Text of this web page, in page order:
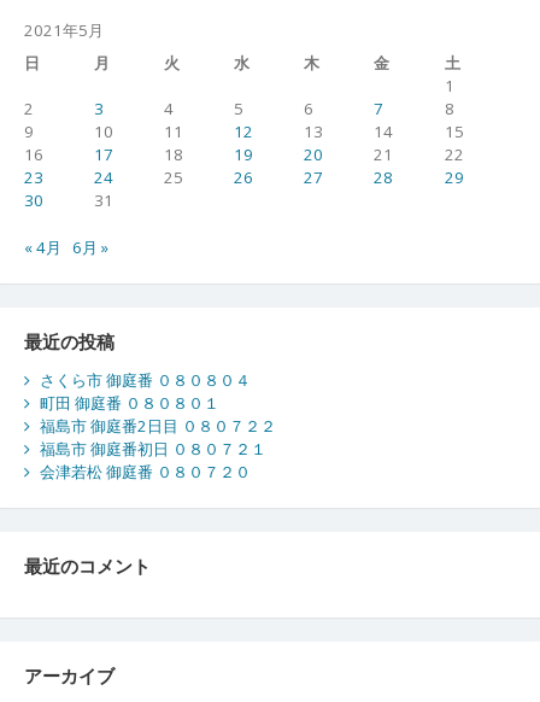
番
ー
シ
ョ
ン
2021年5月
日
月 火 水 木 金
土
1
2
3 4 5 6 7
8
9
10 11 12 13 14
15
16
17 18 19 20 21
22
23
24 25 26 27 28
29
30
31
« 4月 6月 »
最近の投稿
さくら市 御庭番 ０８０８０４
町田 御庭番 ０８０８０１
福島市 御庭番2日目 ０８０７２２
福島市 御庭番初日 ０８０７２１
会津若松 御庭番 ０８０７２０
最近のコメント
アーカイブ